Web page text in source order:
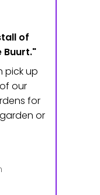
of
Buurt."
pick up
our
for
or